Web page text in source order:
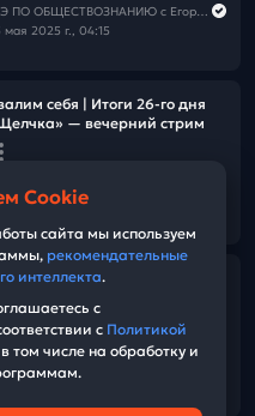
ЕГЭ ПО ОБЩЕСТВОЗНАНИЮ c Егором Кантом
мая 2025 г., 04:15
себя | Итоги 26-го дня
— вечерний стрим
мая 2025 г., 17:00
все задания 22 и 25 по
ЕГЭ ПО ОБЩЕСТВОЗНАНИЮ c Егором Кантом
мая 2025 г., 06:00
Cookie
сайта мы используем
рекомендательные
интеллекта.
с
с Политикой
том числе на обработку и